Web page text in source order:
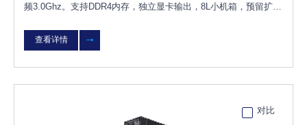
频3.0Ghz。支持DDR4内存，独立显卡输出，8L小机箱，预留扩展
持KOS/UOS桌面操作系
查看详情
对比